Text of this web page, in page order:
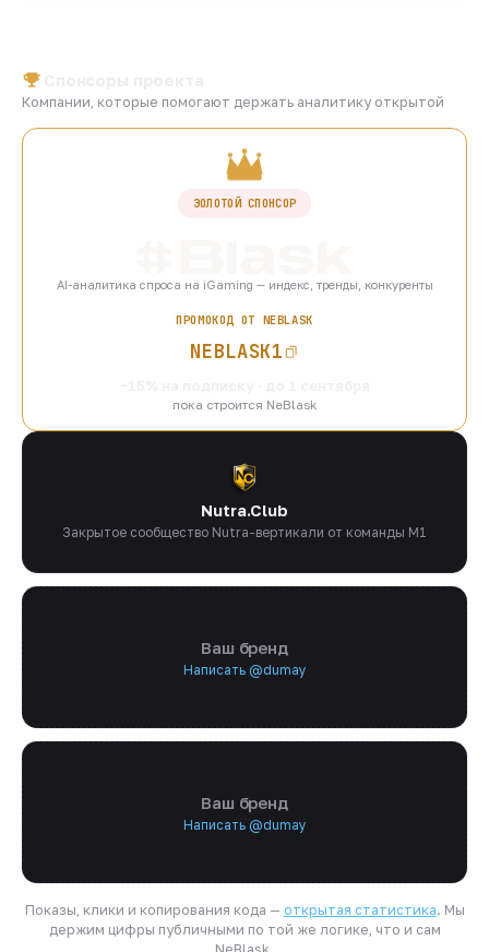
Компании, которые помогают держать аналитику открытой
ЗОЛОТОЙ СПОНСОР
AI-аналитика спроса на iGaming — индекс, тренды, конкуренты
ПРОМОКОД ОТ NEBLASK
NEBLASK1
пока строится NeBlask
Nutra.Club
Закрытое сообщество Nutra-вертикали от команды M1
Ваш бренд
Написать @dumay
Ваш бренд
Написать @dumay
Показы, клики и копирования кода — открытая статистика. Мы
держим цифры публичными по той же логике, что и сам